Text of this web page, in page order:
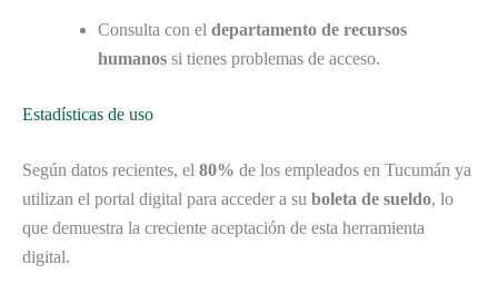
Consulta con el departamento de recursos
humanos si tienes problemas de acceso.
Estadísticas de uso
Según datos recientes, el 80% de los empleados en Tucumán ya
utilizan el portal digital para acceder a su boleta de sueldo, lo
que demuestra la creciente aceptación de esta herramienta
digital.